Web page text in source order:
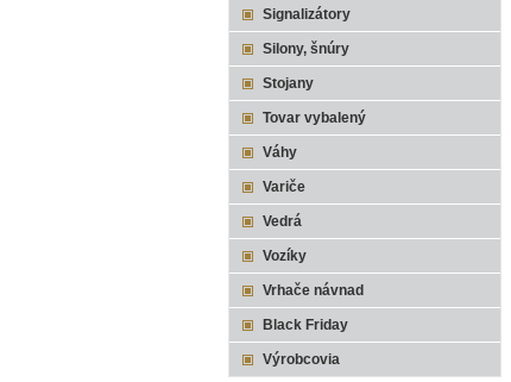
Signalizátory
Silony, šnúry
Stojany
Tovar vybalený
Váhy
Variče
Vedrá
Vozíky
Vrhače návnad
Black Friday
Výrobcovia